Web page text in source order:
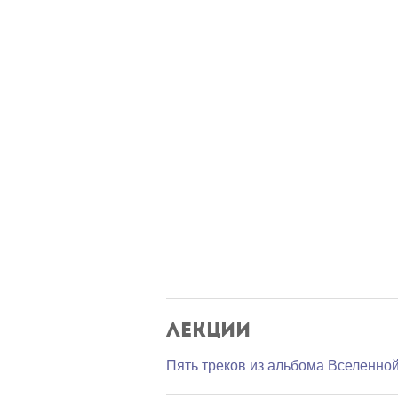
Лекции
Пять треков из альбома Вселенной